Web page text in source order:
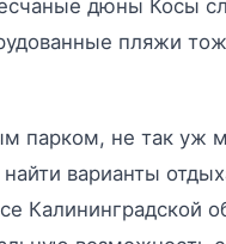
дюны Косы
пляжи
парком, не так уж
варианты
Калининградской